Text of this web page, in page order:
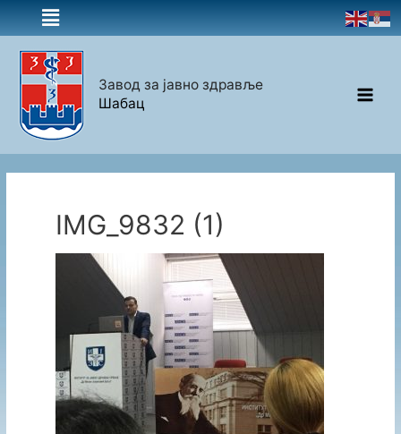
Завод за јавно здравље
Шабац
IMG_9832 (1)